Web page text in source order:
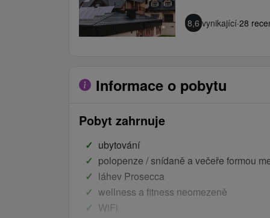
8,6 vynikající·28
Informace o pobytu
Pobyt zahrnuje
ubytování
polopenze / snídaně a večeře formou
láhev Prosecca
wellness a fitness neomezeně
WiFi